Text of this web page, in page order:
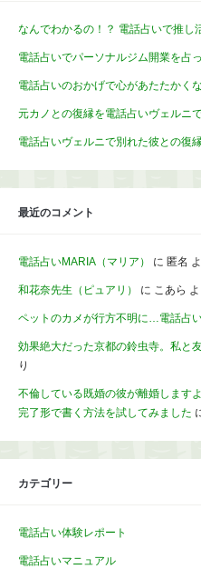
なんでわかるの！？ 電話占いで推し
電話占いでパーソナルジム開業を占
電話占いのおかげで心があたたかく
元カノとの復縁を電話占いヴェルニ
電話占いヴェルニで別れた彼との復
最近のコメント
電話占いMARIA（マリア） に 匿名
和花奈先生（ピュアリ） に こあら
ペットのカメが行方不明に…電話占
効果絶大だった京都の鈴虫寺。私と
り
不倫している既婚の彼が離婚します
完了形で書く方法を試してみました
カテゴリー
電話占い体験レポート
電話占いマニュアル